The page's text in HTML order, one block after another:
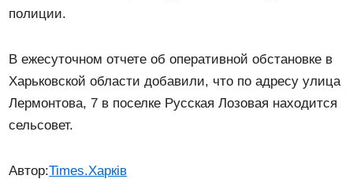
полиции.
В ежесуточном отчете об оперативной обстановке в
Харьковской области добавили, что по адресу улица
Лермонтова, 7 в поселке Русская Лозовая находится
сельсовет.
Автор:Times.Харків